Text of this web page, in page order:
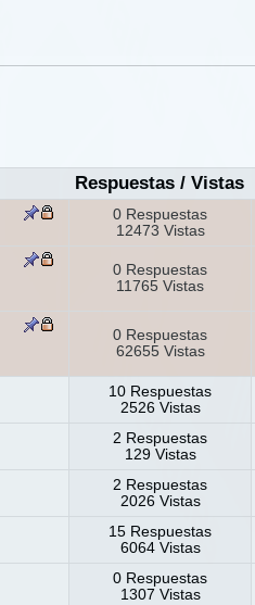
Respuestas /Vistas
0 Respuestas
12473 Vistas
0 Respuestas
11765 Vistas
0 Respuestas
62655 Vistas
10 Respuestas
2526 Vistas
2 Respuestas
129 Vistas
2 Respuestas
2026 Vistas
15 Respuestas
6064 Vistas
0 Respuestas
1307 Vistas